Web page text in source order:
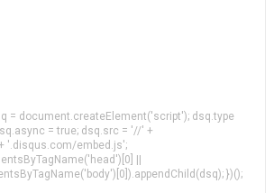
= document.createElement('script'); dsq.type
= true; dsq.src = '//' +
'.disqus.com/embed.js';
||
})();